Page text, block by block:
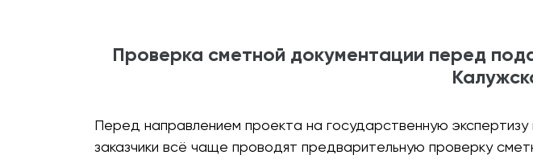
Проверка сметной документации перед
Перед направлением проекта на государственную
заказчики всё чаще проводят предварительную проверку